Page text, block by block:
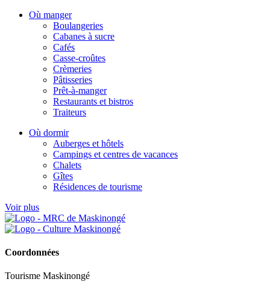
Où manger
Boulangeries
Cabanes à sucre
Cafés
Casse-croûtes
Crèmeries
Pâtisseries
Prêt-à-manger
Restaurants et bistros
Traiteurs
Où dormir
Auberges et hôtels
Campings et centres de vacances
Chalets
Gîtes
Résidences de tourisme
Voir plus
Coordonnées
Tourisme Maskinongé